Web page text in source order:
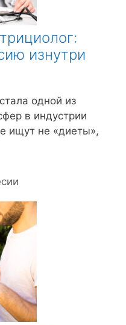
изнутри
одной из
в индустрии
ищут не «диеты»,